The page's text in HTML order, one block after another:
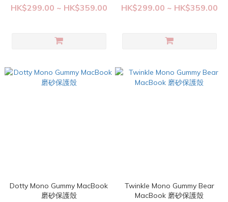
HK$299.00 ~ HK$359.00 HK$299.00 ~ HK$359.00
Dotty Mono Gummy MacBook
磨砂保護殼
Twinkle Mono Gummy Bear
MacBook 磨砂保護殼